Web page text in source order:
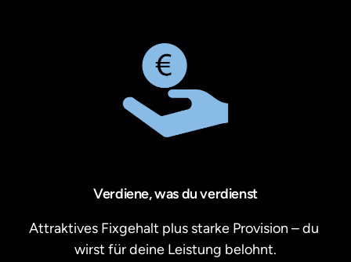
Verdiene, was du verdienst
Attraktives Fixgehalt plus starke Provision – du
wirst für deine Leistung belohnt.